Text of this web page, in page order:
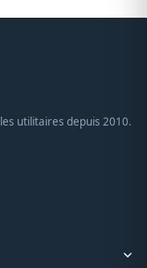
utilitaires depuis 2010.